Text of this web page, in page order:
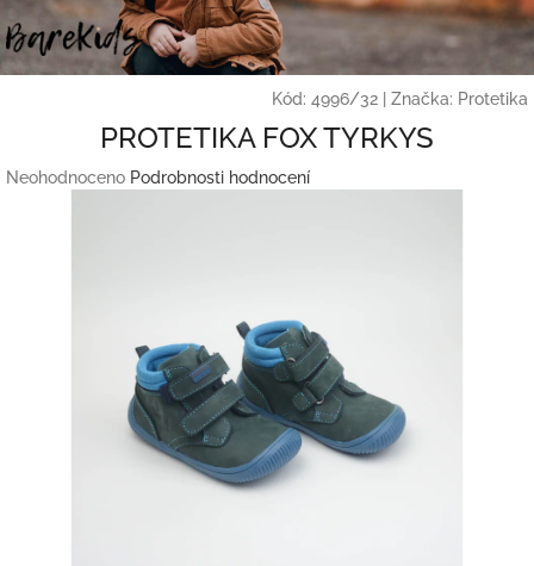
Přejít
na
obsah
Kód: 4996/32 Značka: Protetika
PROTETIKA FOX TYRKYS
Průměrné
Neohodnoceno Podrobnosti hodnocení